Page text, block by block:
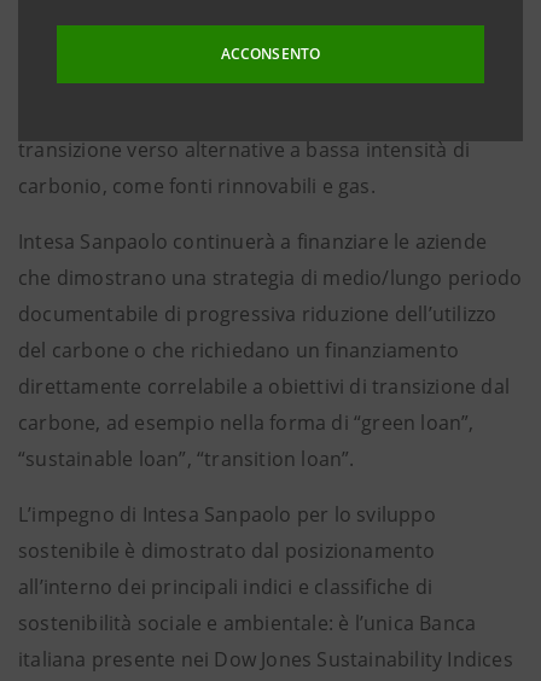
ACCONSENTO
loro percorso di riduzione dell’uso del carbone per la
transizione verso alternative a bassa intensità di
carbonio, come fonti rinnovabili e gas.
Intesa Sanpaolo continuerà a finanziare le aziende
che dimostrano una strategia di medio/lungo periodo
documentabile di progressiva riduzione dell’utilizzo
del carbone o che richiedano un finanziamento
direttamente correlabile a obiettivi di transizione dal
carbone, ad esempio nella forma di “green loan”,
“sustainable loan”, “transition loan”.
L’impegno di Intesa Sanpaolo per lo sviluppo
sostenibile è dimostrato dal posizionamento
all’interno dei principali indici e classifiche di
sostenibilità sociale e ambientale: è l’unica Banca
italiana presente nei Dow Jones Sustainability Indices